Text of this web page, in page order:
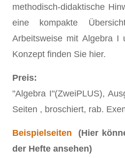
methodisch-didaktische
eine kompakte
Arbeitsweise mit Algebra I
Konzept finden Sie hier.
Preis:
"Algebra I"(ZweiPLUS),
Seiten , broschiert, rab.
Beispielseiten (Hier
der Hefte ansehen)